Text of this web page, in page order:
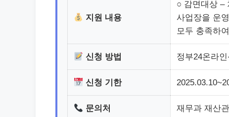
지원 내용
○ 감면대상 –
사업장을 운
모두 충족하
신청 방법 정부24온라
신청 기한
문의처 재무과 재산